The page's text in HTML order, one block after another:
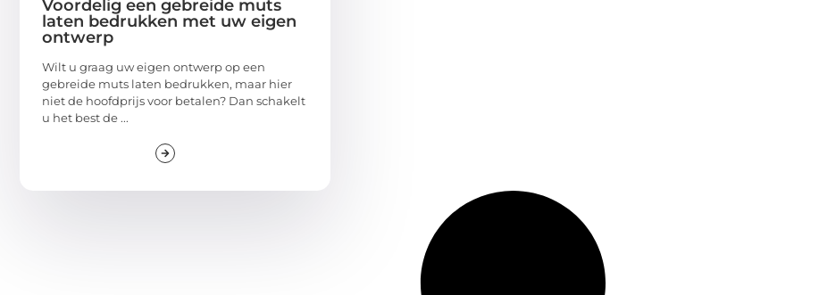
Voordelig een gebreide muts
laten bedrukken met uw eigen
ontwerp
Wilt u graag uw eigen ontwerp op een
gebreide muts laten bedrukken, maar hier
niet de hoofdprijs voor betalen? Dan schakelt
u het best de ...